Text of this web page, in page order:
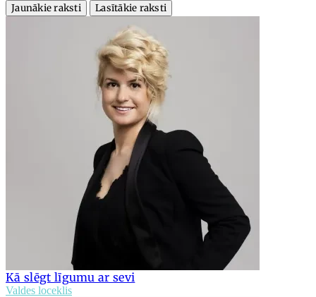
Jaunākie raksti
Lasītākie raksti
Kā slēgt līgumu ar sevi
Valdes loceklis